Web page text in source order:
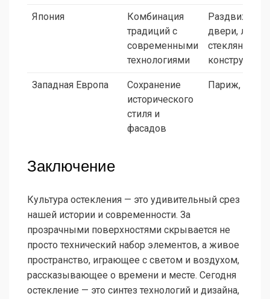
Япония
Комбинация
традиций с
современными
технологиями
Раздвижные
двери,
стеклянные
конструкции
Западная Европа
Сохранение
исторического
стиля и
фасадов
Париж, Вена
Заключение
Культура остекления — это удивительный срез
нашей истории и современности. За
прозрачными поверхностями скрывается не
просто технический набор элементов, а живое
пространство, играющее с светом и воздухом,
рассказывающее о времени и месте. Сегодня
остекление — это синтез технологий и дизайна,